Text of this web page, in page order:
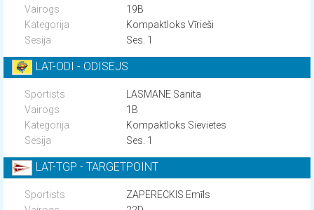
19B
Kompaktloks Vīrieši
Ses. 1
LAT-ODI - ODISEJS
LASMANE Sanita
1B
Kompaktloks Sievietes
Ses. 1
LAT-TGP - TARGETPOINT
ZAPERECKIS Emīls